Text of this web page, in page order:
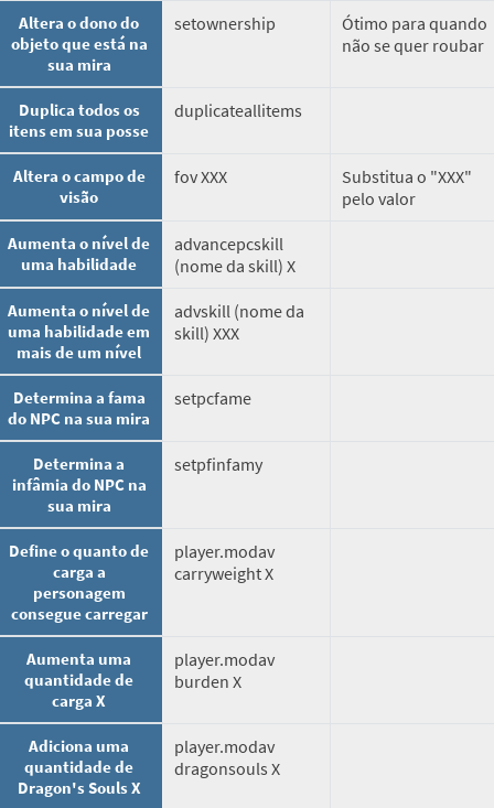
Altera o dono do
objeto que está na
sua mira
setownership
Ótimo para quando
não se quer roubar
Duplica todos os
itens em sua posse
duplicateallitems
Altera o campo de
visão
fov XXX
Substitua o "XXX"
pelo valor
Aumenta o nível de
uma habilidade
advancepcskill
(nome da skill) X
Aumenta o nível de
uma habilidade em
mais de um nível
advskill (nome da
skill) XXX
Determina a fama
do NPC na sua mira
setpcfame
Determina a
infâmia do NPC na
sua mira
setpfinfamy
Define o quanto de
carga a
personagem
consegue carregar
player.modav
carryweight X
Aumenta uma
quantidade de
carga X
player.modav
burden X
Adiciona uma
quantidade de
Dragon's Souls X
player.modav
dragonsouls X